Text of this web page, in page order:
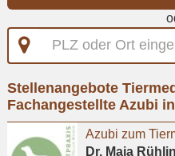
PLZ
oder
eingeben
Stellenangebote
Fachangestellte Azubi
Dr. Maja